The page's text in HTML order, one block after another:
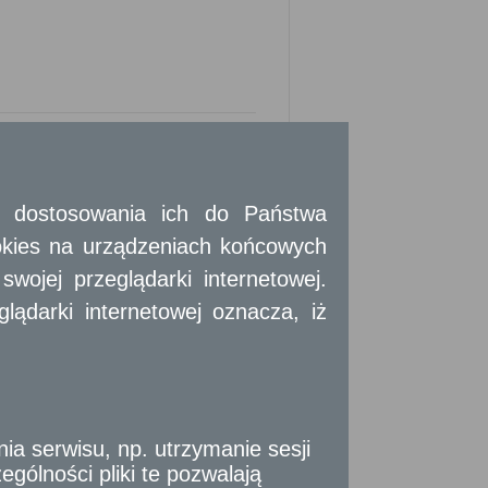
jej obowiązywania wydzierżawiający
dzierżawę na dalszy czas oznaczony,
na dalszy czas oznaczony
z księgi ewidencji partii politycznych.
prowadzenie działalności
ich do Państwa
na urządzeniach końcowych
przeglądarki internetowej.
internetowej oznacza, iż
serwisu, np. utrzymanie sesji
pliki te pozwalają